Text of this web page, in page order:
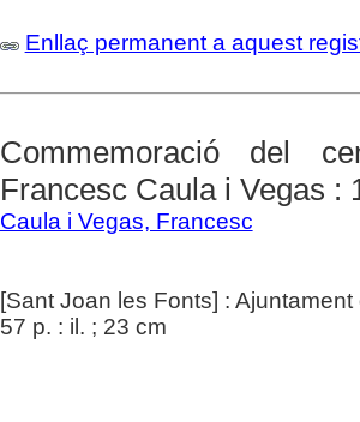
Enllaç permanent a aquest
Commemoració del
Francesc Caula i Vegas :
Caula i Vegas, Francesc
[Sant Joan les Fonts] :
57 p. : il. ; 23 cm